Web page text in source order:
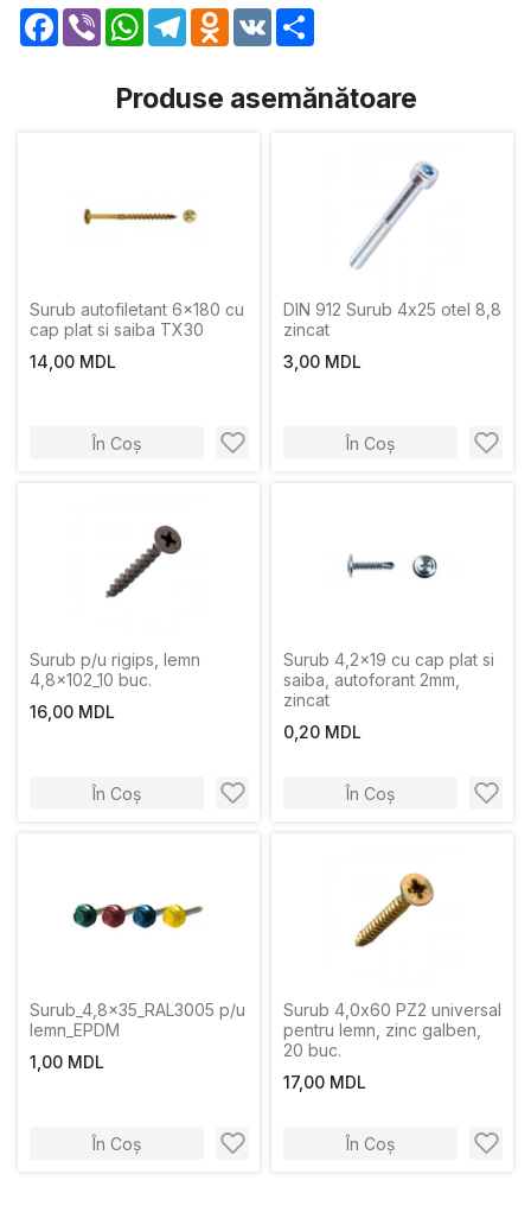
Facebook
Viber WhatsApp
TelegramOdnoklassniki
VK
Produse asemănătoare
Surub autofiletant 6x180 cu
cap plat si saiba TX30
14,00 MDL
În Coș
DIN 912 Surub 4х25 otel 8,8
zincat
3,00 MDL
În Coș
Surub p/u rigips, lemn
4,8x102_10 buc.
16,00 MDL
În Coș
Surub 4,2x19 cu cap plat si
saiba, autoforant 2mm,
zincat
0,20 MDL
În Coș
Surub_4,8x35_RAL3005 p/u
lemn_EPDM
1,00 MDL
În Coș
Surub 4,0x60 PZ2 universal
pentru lemn, zinc galben,
20 buc.
17,00 MDL
În Coș